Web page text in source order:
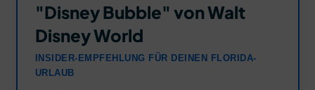
"Disney Bubble" von Walt
Disney World
INSIDER-EMPFEHLUNG FÜR DEINEN FLORIDA-
URLAUB